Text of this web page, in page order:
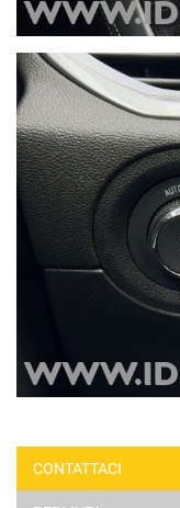
CONTATTACI